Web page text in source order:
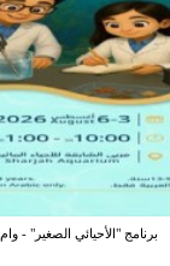
برنامج "الأحيائي الصغير" - وام